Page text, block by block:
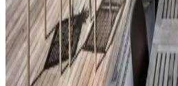
Veranda Dekorasyonunda
ve Mobilya Düzenlemeleriyle
Yöntemleri
Veranda dekorasyonunda bitkiler,